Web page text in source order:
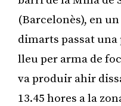
(Barcelonès), en
dimarts passat
lleu per arma de
va produir ahir
13.45 hores a la